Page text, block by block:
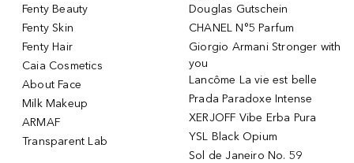
Fenty Beauty
Fenty Skin
Fenty Hair
Caia Cosmetics
About Face
Milk Makeup
ARMAF
Transparent Lab
Douglas Gutschein
CHANEL N°5 Parfum
Giorgio Armani Stronger with
you
Lancôme La vie est belle
Prada Paradoxe Intense
XERJOFF Vibe Erba Pura
YSL Black Opium
Sol de Janeiro No. 59